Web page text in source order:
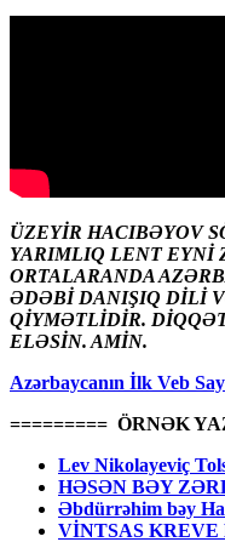
ÜZEYİR HACIBƏYOV
YARIMLIQ LENT EYNİ
ORTALARANDA
ƏDƏBİ DANIŞIQ DİLİ
QİYMƏTLİDİR.
ELƏSİN. AMİN.
Azərbaycanın İlk Veb
========= ÖRNƏK
Lev Nikolayeviç
HƏSƏN BƏY
Əbdürrəhim bəy
VİNTSAS KREVE